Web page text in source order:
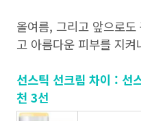
올여름, 그리고 앞으로
고 아름다운 피부를 지
선스틱 선크림 차이 : 선
천 3선